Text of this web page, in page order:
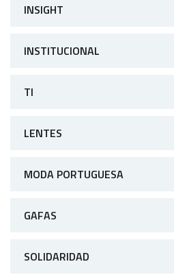
INSIGHT
INSTITUCIONAL
TI
LENTES
MODA PORTUGUESA
GAFAS
SOLIDARIDAD